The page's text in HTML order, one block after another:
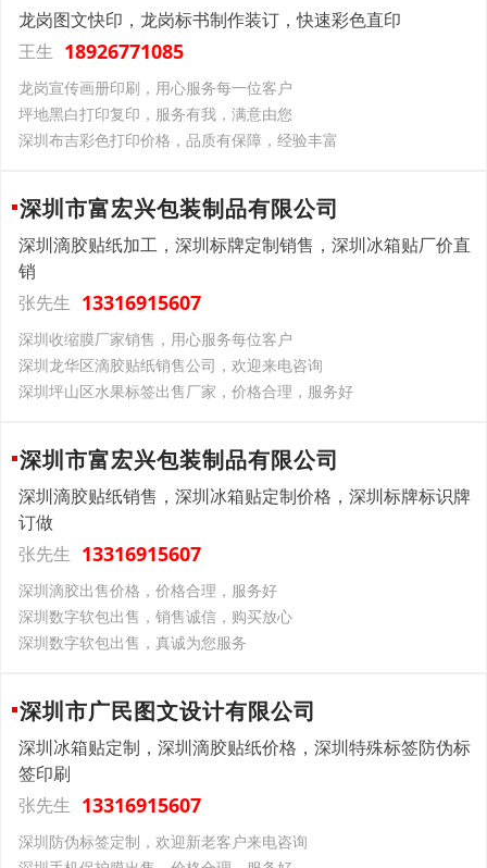
龙岗图文快印，龙岗标书制作装订，快速彩色直印
王生 18926771085
龙岗宣传画册印刷，用心服务每一位客户
坪地黑白打印复印，服务有我，满意由您
深圳布吉彩色打印价格，品质有保障，经验丰富
深圳市富宏兴包装制品有限公司
深圳滴胶贴纸加工，深圳标牌定制销售，深圳冰箱贴厂价直
销
张先生 13316915607
深圳收缩膜厂家销售，用心服务每位客户
深圳龙华区滴胶贴纸销售公司，欢迎来电咨询
深圳坪山区水果标签出售厂家，价格合理，服务好
深圳市富宏兴包装制品有限公司
深圳滴胶贴纸销售，深圳冰箱贴定制价格，深圳标牌标识牌
订做
张先生 13316915607
深圳滴胶出售价格，价格合理，服务好
深圳数字软包出售，销售诚信，购买放心
深圳数字软包出售，真诚为您服务
深圳市广民图文设计有限公司
深圳冰箱贴定制，深圳滴胶贴纸价格，深圳特殊标签防伪标
签印刷
张先生 13316915607
深圳防伪标签定制，欢迎新老客户来电咨询